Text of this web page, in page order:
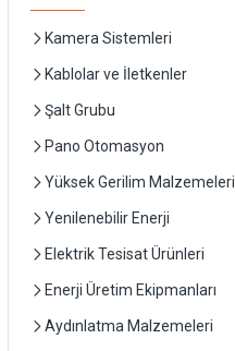
Kamera Sistemleri
Kablolar ve İletkenler
Şalt Grubu
Pano Otomasyon
Yüksek Gerilim Malzemeleri
Yenilenebilir Enerji
Elektrik Tesisat Ürünleri
Enerji Üretim Ekipmanları
Aydınlatma Malzemeleri